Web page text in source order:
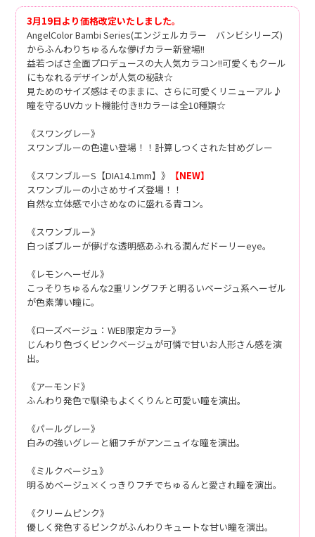
3月19日より価格改定いたしました。
AngelColor Bambi Series(エンジェルカラー バンビシリーズ)
からふんわりちゅるんな儚げカラー新登場!!
益若つばさ全面プロデュースの大人気カラコン!!可愛くもクール
にもなれるデザインが人気の秘訣☆
見ためのサイズ感はそのままに、さらに可愛くリニューアル♪
瞳を守るUVカット機能付き!!カラーは全10種類☆
《スワングレー》
スワンブルーの色違い登場！！計算しつくされた甘めグレー
《スワンブルーS【DIA14.1mm】》
【NEW】
スワンブルーの小さめサイズ登場！！
自然な立体感で小さめなのに盛れる青コン。
《スワンブルー》
白っぽブルーが儚げな透明感あふれる潤んだドーリーeye。
《レモンヘーゼル》
こっそりちゅるんな2重リングフチと明るいベージュ系ヘーゼル
が色素薄い瞳に。
《ローズベージュ：WEB限定カラー》
じんわり色づくピンクベージュが可憐で甘いお人形さん感を演
出。
《アーモンド》
ふんわり発色で馴染もよくくりんと可愛い瞳を演出。
《パールグレー》
白みの強いグレーと細フチがアンニュイな瞳を演出。
《ミルクベージュ》
明るめベージュ×くっきりフチでちゅるんと愛され瞳を演出。
《クリームピンク》
優しく発色するピンクがふんわりキュートな甘い瞳を演出。